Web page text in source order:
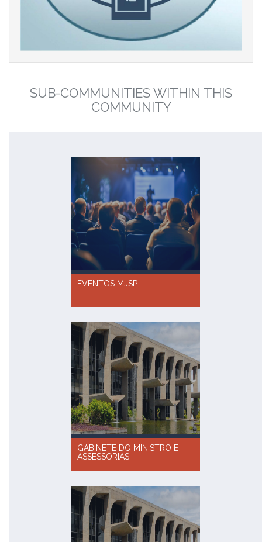
SUB-COMMUNITIES WITHIN THIS
COMMUNITY
EVENTOS MJSP
GABINETE DO MINISTRO E
ASSESSORIAS